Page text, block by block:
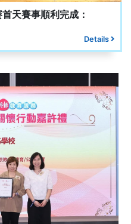
天賽事順利完成：
Details